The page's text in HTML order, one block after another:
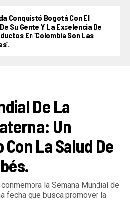
Conquistó Bogotá Con El
Su Gente Y La Excelencia De
En ‘Colombia Son Las
De La
Un
La Salud De
la Semana Mundial de
fecha que busca promover la